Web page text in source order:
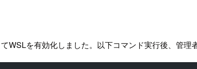
を有効化しました。以下コマンド実行後、管理